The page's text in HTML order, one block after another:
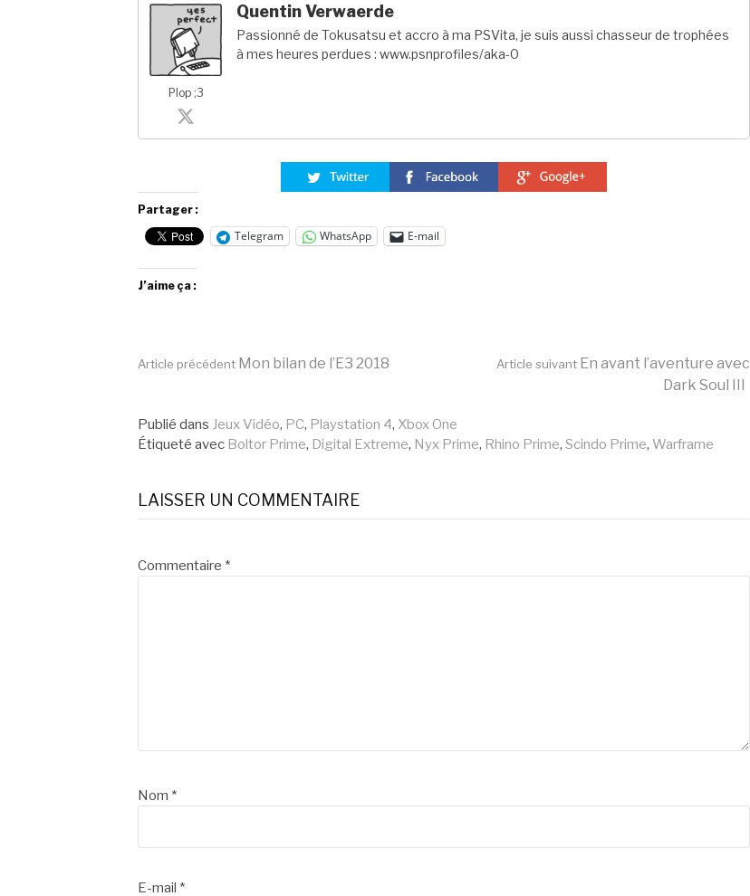
Plop ;3
Quentin Verwaerde
Passionné de Tokusatsu et accro à ma PSVita, je suis aussi chasseur de trophées
à mes heures perdues : www.psnprofiles/aka-0
Partager :
Telegram WhatsApp E-mail
J’aime ça :
Lire
la
suite
Article précédent Mon bilan de l’E3 2018 Article suivant En avant l’aventure avec
Dark Soul III
Publié dans Jeux Vidéo, PC, Playstation 4, Xbox One
Étiqueté avec Boltor Prime, Digital Extreme, Nyx Prime, Rhino Prime, Scindo Prime, Warframe
LAISSER UN COMMENTAIRE
Commentaire *
Nom *
E-mail *